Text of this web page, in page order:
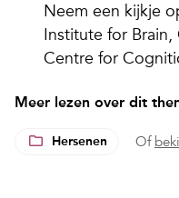
Neem een kijkje
Institute for
Centre for
Meer lezen over dit
Hersenen Of